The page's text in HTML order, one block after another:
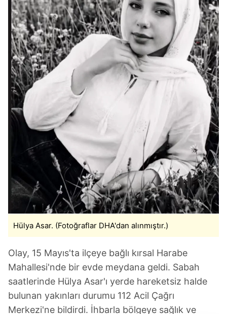
Hülya Asar. (Fotoğraflar DHA'dan alınmıştır.)
Olay, 15 Mayıs'ta ilçeye bağlı kırsal Harabe
Mahallesi'nde bir evde meydana geldi. Sabah
saatlerinde Hülya Asar'ı yerde hareketsiz halde
bulunan yakınları durumu 112 Acil Çağrı
Merkezi'ne bildirdi. İhbarla bölgeye sağlık ve